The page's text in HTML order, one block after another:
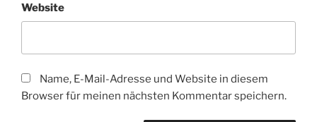
Website
Name, E-Mail-Adresse und Website in diesem
Browser für meinen nächsten Kommentar speichern.